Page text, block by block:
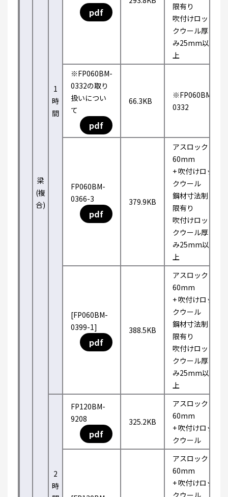
梁
(複
合)
1
時
間
pdf
限有り
吹付けロッ
クウール厚
み25mm以
上
※FP060BM-
0332の取り
扱いについ
て
pdf
66.3KB
※FP060BM-
0332
FP060BM-
0366-3
pdf
379.9KB
アスロック
60mm
+ 吹付けロッ
クウール
鋼材寸法制
限有り
吹付けロッ
クウール厚
み25mm以
上
[FP060BM-
0399-1]
pdf
388.5KB
アスロック
60mm
+ 吹付けロッ
クウール
鋼材寸法制
限有り
吹付けロッ
クウール厚
み25mm以
上
2
時
FP120BM-
9208
pdf
325.2KB
アスロック
60mm
+ 吹付けロッ
クウール
アスロック
60mm
+ 吹付けロッ
クウール